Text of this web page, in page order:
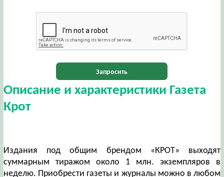
Запросить
Описание и характеристики Газета
Крот
Издания под общим брендом «КРОТ» выходят
суммарным тиражом около 1 млн. экземпляров в
неделю. Приобрести газеты и журналы можно в любом